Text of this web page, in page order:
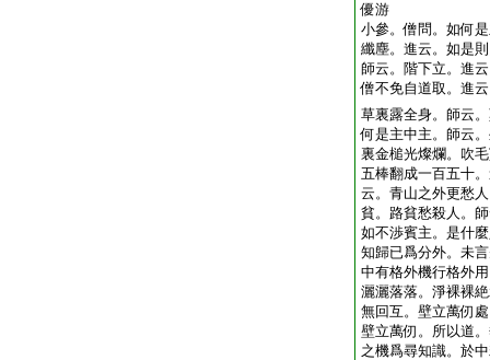
優游
小參。僧問。如何
纖塵。進云。如是
師云。階下立。進
僧不免自道取。進
草裏露全身。師云
何是主中主。師云
裏金槌光燦爛。吹
五棒翻成一百五十
云。青山之外更愁
貧。路貧愁殺人。
如不渉賓主。是什
知歸已爲分外。未
中有格外機行格外
灑灑落落。淨裸裸
無回互。壁立萬仞
壁立萬仞。所以道
之機爲尋知識。於